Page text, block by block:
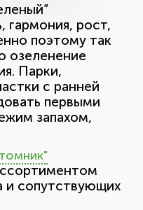
гармония, рост,
поэтому так
озеленение
Парки,
с ранней
первыми
запахом,
и сопутствующих